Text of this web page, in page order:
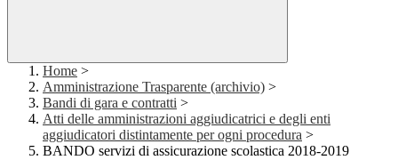
Home >
Amministrazione Trasparente (archivio) >
Bandi di gara e contratti >
Atti delle amministrazioni aggiudicatrici e degli enti
aggiudicatori distintamente per ogni procedura >
BANDO servizi di assicurazione scolastica 2018-2019